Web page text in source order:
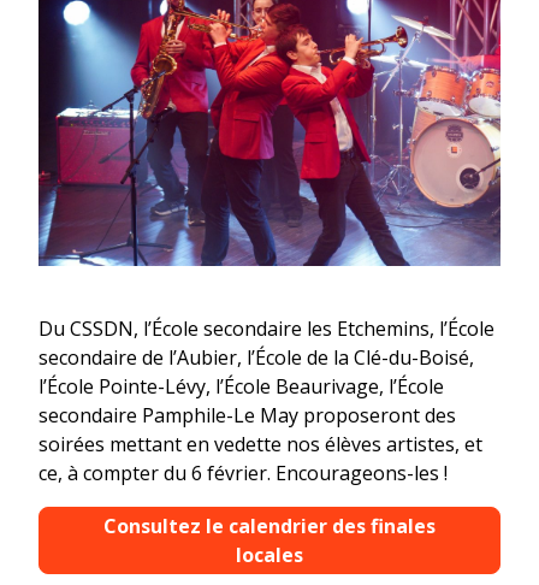
Du CSSDN, l’École secondaire les Etchemins, l’École
secondaire de l’Aubier, l’École de la Clé-du-Boisé,
l’École Pointe-Lévy, l’École Beaurivage, l’École
secondaire Pamphile-Le May proposeront des
soirées mettant en vedette nos élèves artistes, et
ce, à compter du 6 février. Encourageons-les !
Consultez le calendrier des finales
locales